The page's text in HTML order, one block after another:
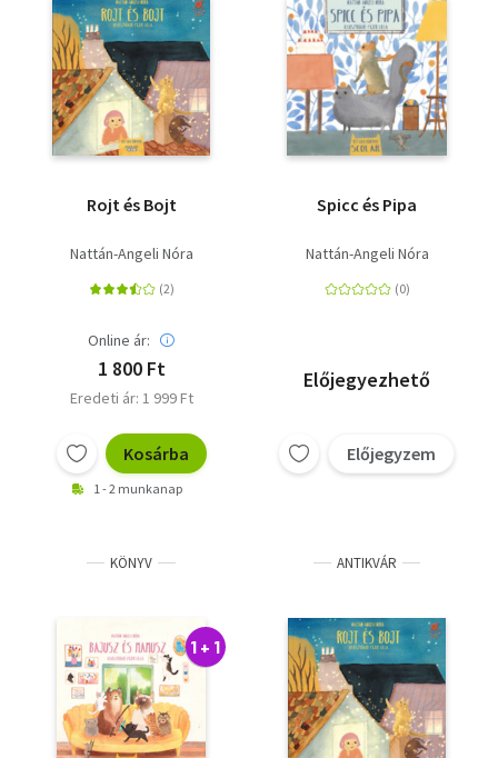
Rojt és Bojt
Nattán-Angeli Nóra
Online ár:
1 800 Ft
Eredeti ár: 1 999 Ft
Kosárba
1 - 2 munkanap
Spicc és Pipa
Nattán-Angeli Nóra
Előjegyezhető
Előjegyzem
KÖNYV
1 + 1
ANTIKVÁR